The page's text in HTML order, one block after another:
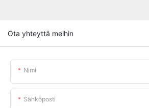
Ota yhteyttä meihin
Nimi
Sähköposti